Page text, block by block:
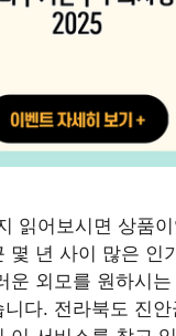
읽어보시면 상품
몇 년 사이 많은 인
운 외모를 원하시
다. 전라북도 진안